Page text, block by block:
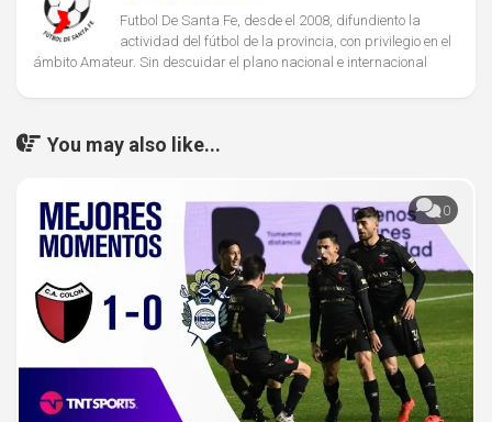
Futbol De Santa Fe, desde el 2008, difundiento la
actividad del fútbol de la provincia, con privilegio en el
ámbito Amateur. Sin descuidar el plano nacional e internacional
You may also like...
0